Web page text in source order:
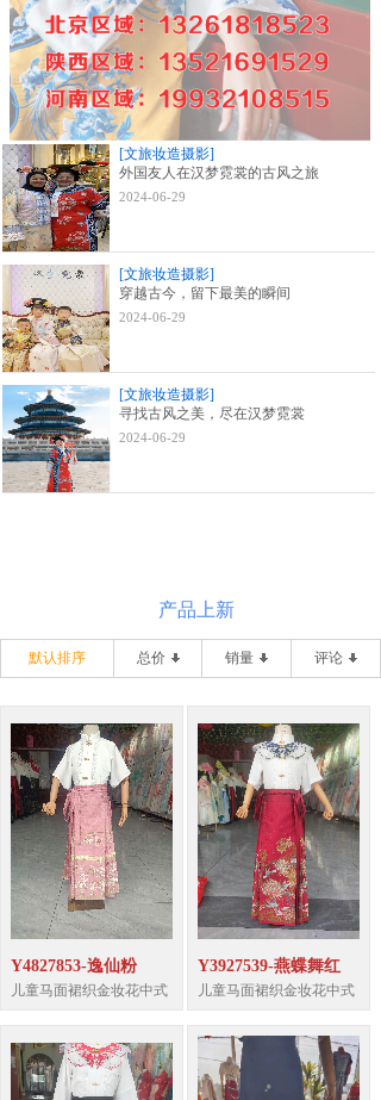
[文旅妆造摄影]
外国友人在汉梦霓裳的古风之旅
2024-06-29
[文旅妆造摄影]
穿越古今，留下最美的瞬间
2024-06-29
[文旅妆造摄影]
寻找古风之美，尽在汉梦霓裳
2024-06-29
产品上新
默认排序 总价 销量 评论
Y4827853-逸仙粉
儿童马面裙织金妆花中式
Y3927539-燕蝶舞红
儿童马面裙织金妆花中式